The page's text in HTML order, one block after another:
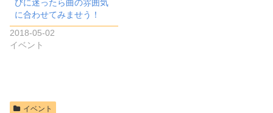
びに迷ったら曲の雰囲気
に合わせてみませう！
2018-05-02
イベント
イベント